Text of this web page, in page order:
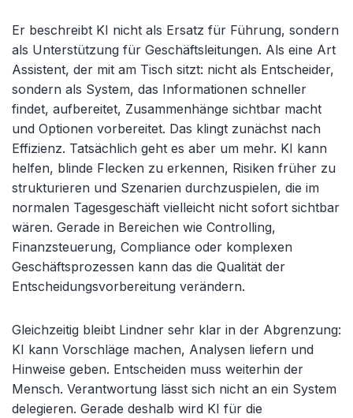
Er beschreibt KI nicht als Ersatz für Führung, sondern
als Unterstützung für Geschäftsleitungen. Als eine Art
Assistent, der mit am Tisch sitzt: nicht als Entscheider,
sondern als System, das Informationen schneller
findet, aufbereitet, Zusammenhänge sichtbar macht
und Optionen vorbereitet. Das klingt zunächst nach
Effizienz. Tatsächlich geht es aber um mehr. KI kann
helfen, blinde Flecken zu erkennen, Risiken früher zu
strukturieren und Szenarien durchzuspielen, die im
normalen Tagesgeschäft vielleicht nicht sofort sichtbar
wären. Gerade in Bereichen wie Controlling,
Finanzsteuerung, Compliance oder komplexen
Geschäftsprozessen kann das die Qualität der
Entscheidungsvorbereitung verändern.
Gleichzeitig bleibt Lindner sehr klar in der Abgrenzung:
KI kann Vorschläge machen, Analysen liefern und
Hinweise geben. Entscheiden muss weiterhin der
Mensch. Verantwortung lässt sich nicht an ein System
delegieren. Gerade deshalb wird KI für die